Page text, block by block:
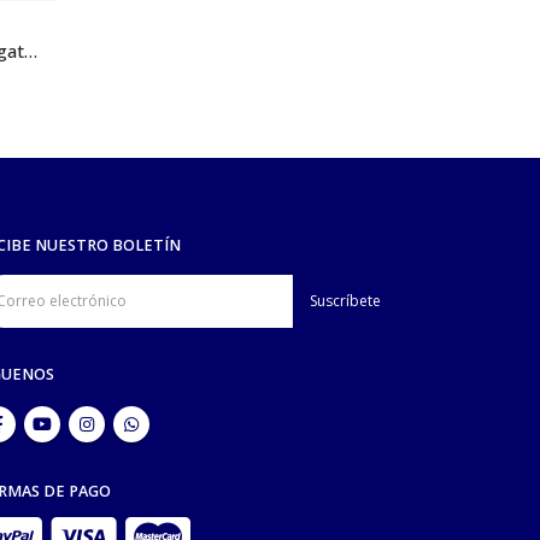
Bolsa de exploración BUSTER VET para gatos de 6 a 8 kg – azul claro
NUESTRO BOLETÍN
DE PAGO